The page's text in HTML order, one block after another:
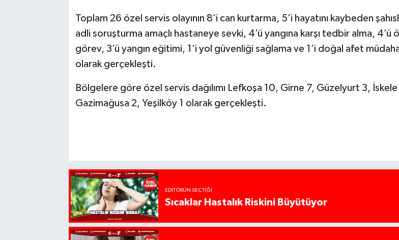
Toplam 26 özel servis olayının 8’i can kurtarma, 5’i hayatını kaybeden
adli soruşturma amaçlı hastaneye sevki, 4’ü yangına karşı tedbir alma, 4’ü
görev, 3’ü yangın eğitimi, 1’i yol güvenliği sağlama ve 1’i doğal afet
olarak gerçekleşti.
Bölgelere göre özel servis dağılımı Lefkoşa 10, Girne 7, Güzelyurt 3, İskele
Gazimağusa 2, Yeşilköy 1 olarak gerçekleşti.
EDITÖRÜN SEÇTIĞI
Sıcaklar Hastalık Riskini Büyütüyor